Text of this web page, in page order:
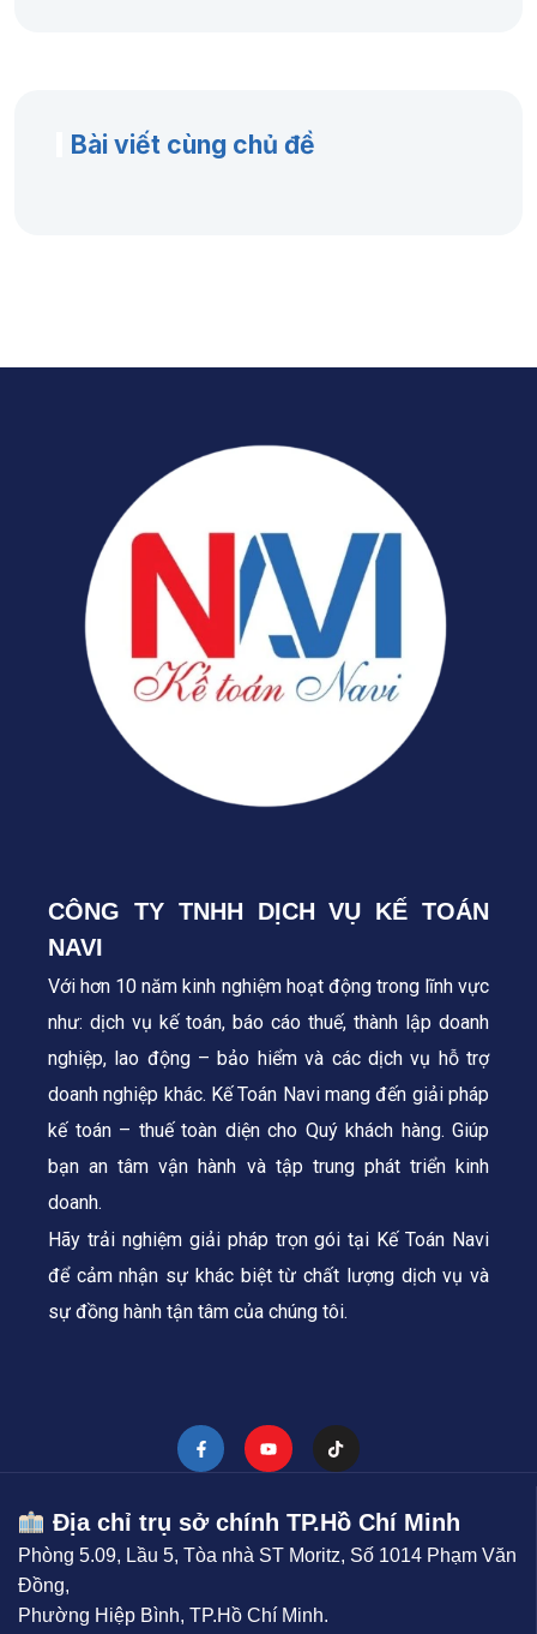
Bài viết cùng chủ đề
CÔNG TY TNHH DỊCH VỤ KẾ TOÁN
NAVI
Với hơn 10 năm kinh nghiệm hoạt động trong lĩnh vực
như: dịch vụ kế toán, báo cáo thuế, thành lập doanh
nghiệp, lao động – bảo hiểm và các dịch vụ hỗ trợ
doanh nghiệp khác. Kế Toán Navi mang đến giải pháp
kế toán – thuế toàn diện cho Quý khách hàng. Giúp
bạn an tâm vận hành và tập trung phát triển kinh
doanh.
Hãy trải nghiệm giải pháp trọn gói tại Kế Toán Navi
để cảm nhận sự khác biệt từ chất lượng dịch vụ và
sự đồng hành tận tâm của chúng tôi.
Địa chỉ trụ sở chính TP.Hồ Chí Minh
Phòng 5.09, Lầu 5, Tòa nhà ST Moritz, Số 1014 Phạm Văn
Đồng,
Phường Hiệp Bình, TP.Hồ Chí Minh.